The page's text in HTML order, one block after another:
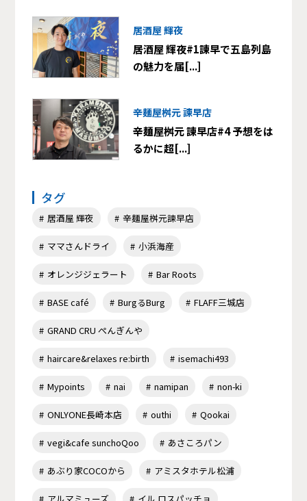
居酒屋 輝夜
居酒屋 輝夜#1諫早で五島列島
の魅力を届[...]
辛麺屋桝元 諫早店
辛麺屋桝元 諫早店#4 予想をは
るかに超[...]
タグ
居酒屋 輝夜 辛麺屋桝元諫早店
ママさんドライ 小浜海産
オレンジジェラート Bar Roots
BASE café BurgるBurg FLAFF三城店
GRAND CRU ぺんぎんや
haircare&relaxes re:birth isemachi493
Mypoints nai namipan non-ki
ONLYONE長崎本店 outhi Qookai
vegi&cafe sunchoQoo あさころパン
あぶり家COCOから アミスタホテル松浦